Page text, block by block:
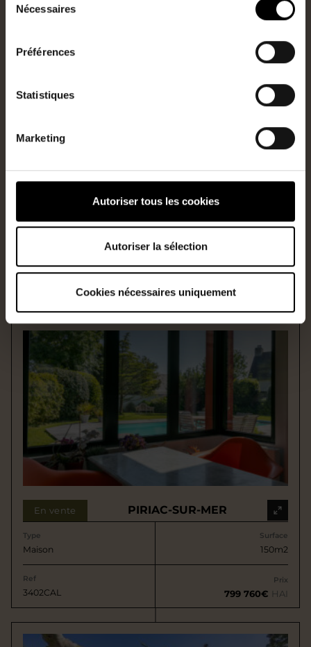
Nécessaires
Préférences
Statistiques
Marketing
Autoriser tous les cookies
Autoriser la sélection
Cookies nécessaires uniquement
NANTES
Ref Prix
729 700€
En vente PIRIAC-SUR-MER
Type
Maison
Surface
150m2
Ref
3402CAL
Prix
799 760€ HAI